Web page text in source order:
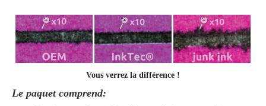
Vous verrez la différence !
Le paquet comprend: